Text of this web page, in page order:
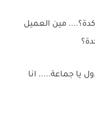
مين العميل
يا جماعة..... انا